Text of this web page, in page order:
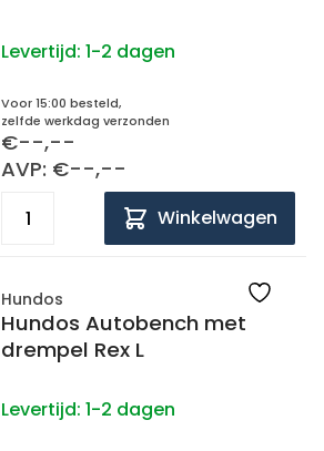
Levertijd: 1-2 dagen
Voor 15:00 besteld,
zelfde werkdag verzonden
€--,--
AVP: €--,--
Winkelwagen
Hundos
Hundos Autobench met
drempel Rex L
Levertijd: 1-2 dagen